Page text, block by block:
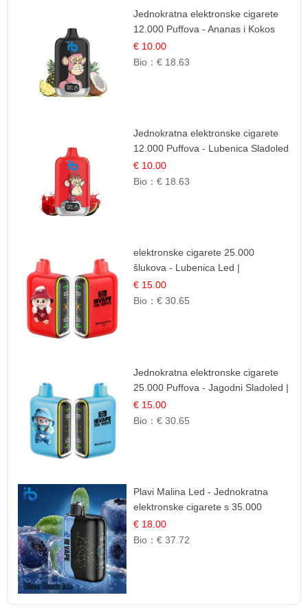
Jednokratna elektronske cigarete
12.000 Puffova - Ananas i Kokos
Sladoled | Tropski Desert
€ 10.00
Bio：€ 18.63
Jednokratna elektronske cigarete
12.000 Puffova - Lubenica Sladoled
| Ljetna Desertna Aroma
€ 10.00
Bio：€ 18.63
elektronske cigarete 25.000
šlukova - Lubenica Led |
Osježavajući Ljetni Okus
€ 15.00
Bio：€ 30.65
Jednokratna elektronske cigarete
25.000 Puffova - Jagodni Sladoled |
Kremasta Slatka Okus
€ 15.00
Bio：€ 30.65
Plavi Malina Led - Jednokratna
elektronske cigarete s 35.000
šlukova | IBVape
€ 18.00
Bio：€ 37.72